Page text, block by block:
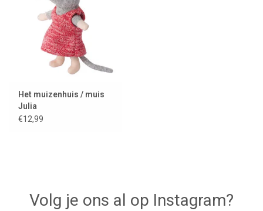
Het muizenhuis / muis
Julia
€12,99
Volg je ons al op Instagram?